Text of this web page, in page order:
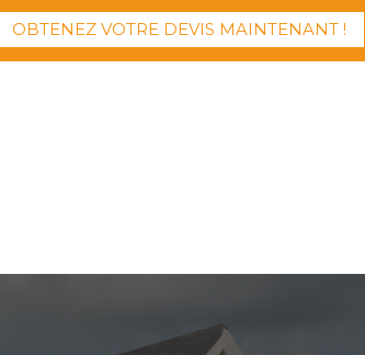
OBTENEZ VOTRE DEVIS MAINTENANT !